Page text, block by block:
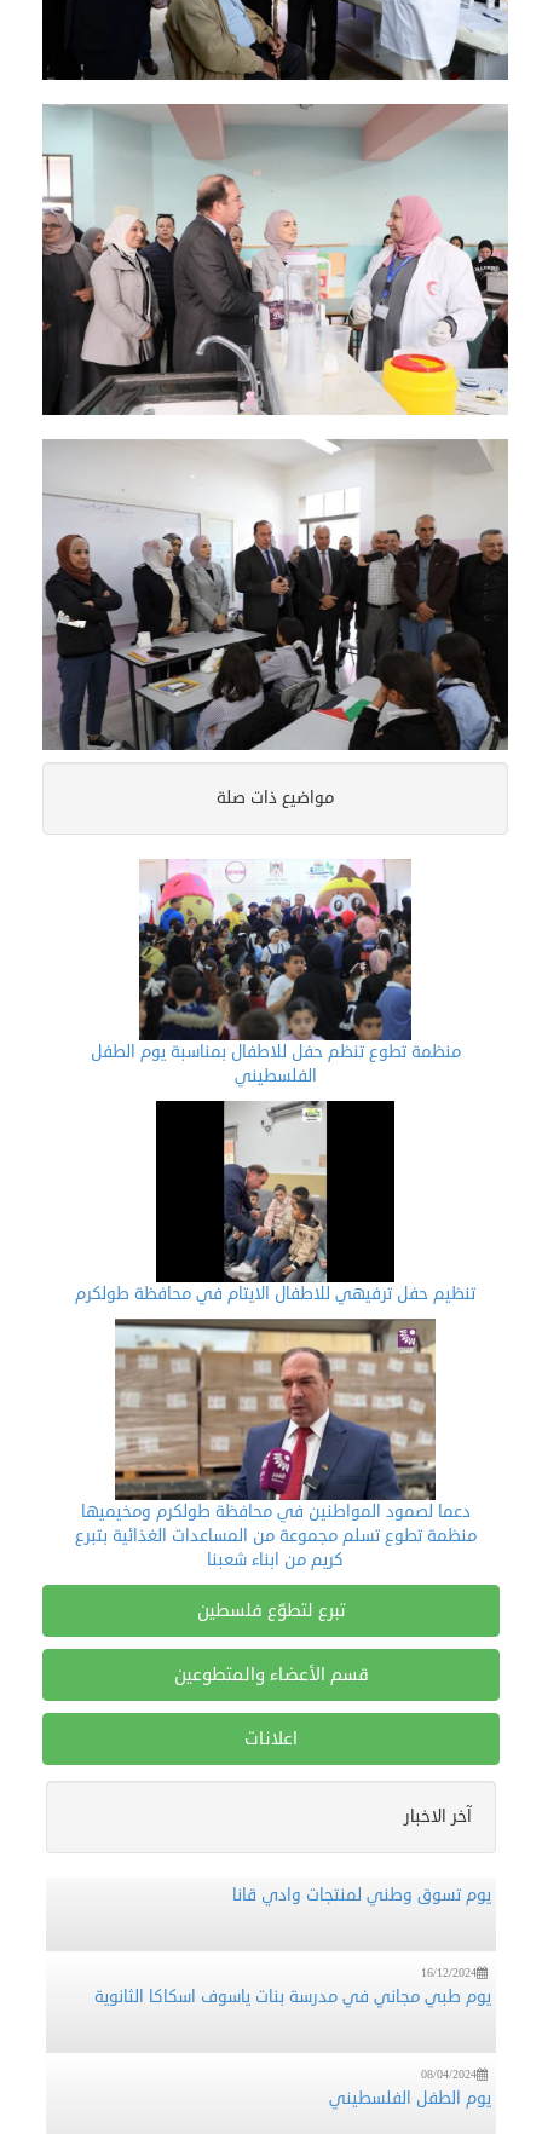
مواضيع ذات صلة
منظمة تطوع تنظم حفل للاطفال بمناسبة يوم الطفل
الفلسطيني
تنظيم حفل ترفيهي للاطفال الايتام في محافظة طولكرم
دعما لصمود المواطنين في محافظة طولكرم ومخيميها
منظمة تطوع تسلم مجموعة من المساعدات الغذائية بتبرع
كريم من ابناء شعبنا
تبرع لتطوّع فلسطين
قسم الأعضاء والمتطوعين
اعلانات
آخر الاخبار
منظمة تطوع تشارك في فعالية تطوعية لقطف الزيتون (فزعة)
في قرية فرخة بمحافظة سلفيت
يوم طبي مجاني في مدرسة بنات ياسوف اسكاكا الثانوية
يوم الطفل الفلسطيني